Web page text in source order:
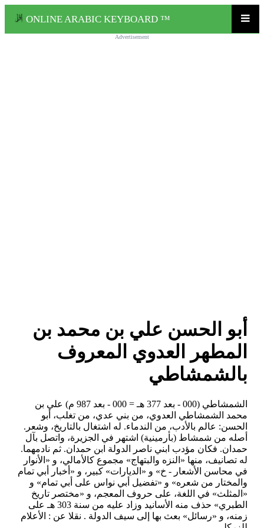
ONLINE ARABIC KEYBOARD ™
Advertisement
أبو الحسن علي بن محمد بن
المطهر العدوي المعروف
بالشمشاطي
الشمشاطي (000 - بعد 377 هـ = 000 - بعد 987 م) علي بن
محمد الشمشاطي العدوي، من بني عدي، من تغلب، أبو
الحسن: عالم بالأدب، من الندماء. له اشتغال بالتاريخ، وشعر.
أصله من شمشاط (بأرمينية) اشتهر في الجزيرة، واتصل بآل
حمدان. فكان مؤدب ابني ناصر الدولة ابن حمدان. ثم نادمهما.
له تصانيف، منها «النزه والبتهاج» مجموع كالأمالي، و «الأنوار
في محاسن الأشعار - خ» و «الديارات» كبير، و «أخبار أبي تمام
والمختار من شعره» و «تفضيل أبي نواس على أبي تمام» و
«المثلث» في اللغة، على حروف المعجم، و «مختصر تاريخ
الطبري» حذف منه الأسانيد وزاد عليه من سنة 303 هـ على
زمنه، و «رسائل» بعث بها إلى سيف الدولة . نقلا عن : الأعلام